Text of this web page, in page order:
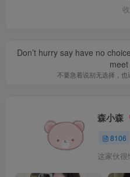
Don’t hurry say have no
不要急着说别无选择，
森小森
8106
这家伙